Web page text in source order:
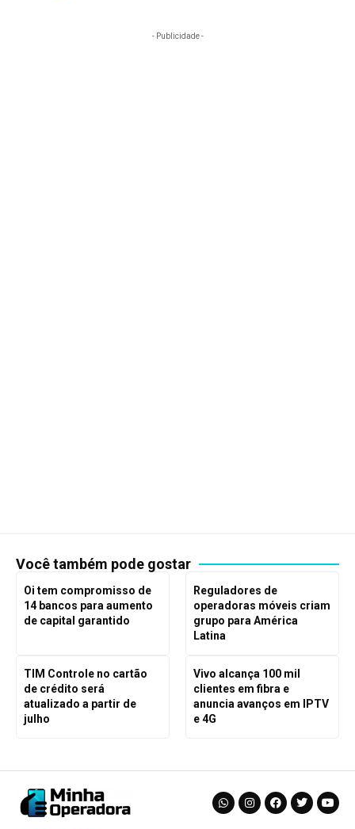
- Publicidade -
Você também pode gostar
Oi tem compromisso de
14 bancos para aumento
de capital garantido
Reguladores de
operadoras móveis criam
grupo para América
Latina
TIM Controle no cartão
de crédito será
atualizado a partir de
julho
Vivo alcança 100 mil
clientes em fibra e
anuncia avanços em IPTV
e 4G